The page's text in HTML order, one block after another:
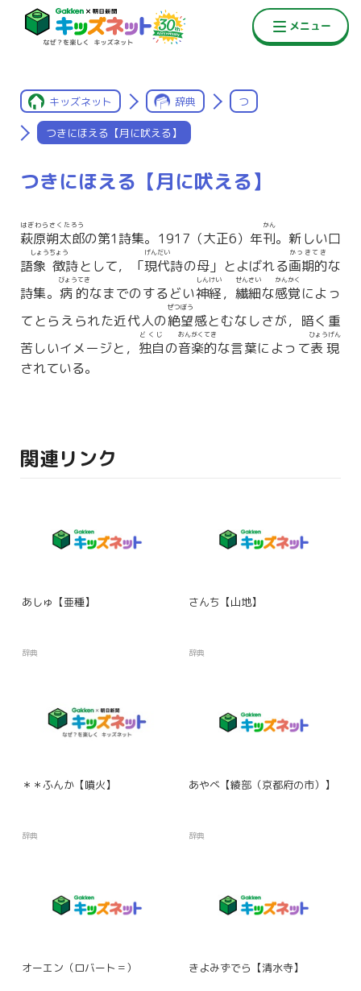
キッズネット 辞典 つ
つきにほえる【月に吠える】
つきにほえる【月に吠える】
萩原朔太郎
はぎわらさくたろう
の第1詩集。1917（大正6）年刊
かん
。新しい口
語象徴
しょうちょう
詩として，「現代
げんだい
詩の母」とよばれる画期的
かっきてき
な
詩集。 病的
びょうてき
なまでのするどい神経
しんけい
， 繊細
せんさい
な感覚
かんかく
によっ
てとらえられた近代人の絶望
ぜつぼう
感とむなしさが，暗く重
苦しいイメージと， 独自
どくじ
の音楽的
おんがくてき
な言葉によって表現
ひょうげん
されている。
関連リンク
あしゅ【亜種】
辞典
さんち【山地】
辞典
＊＊ふんか【噴火】
辞典
あやべ【綾部（京都府の市）】
辞典
オーエン（ロバート＝） きよみずでら【清水寺】